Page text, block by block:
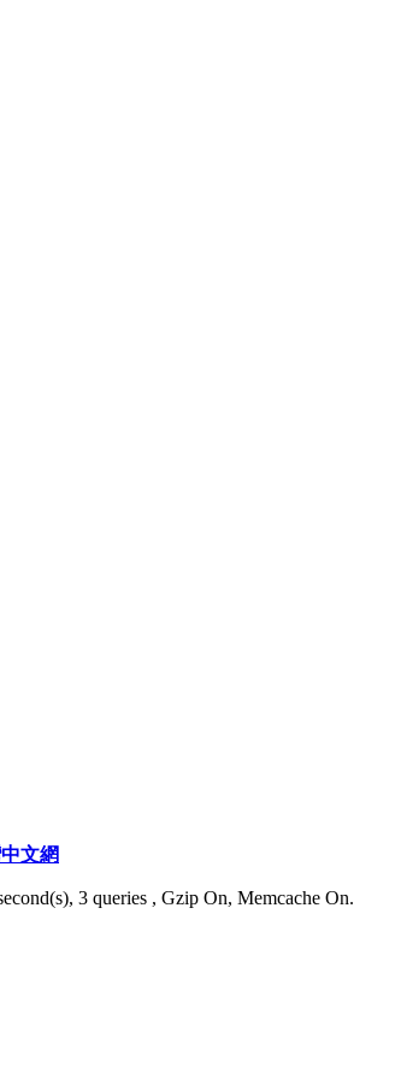
文網
3 queries , Gzip On, Memcache On.